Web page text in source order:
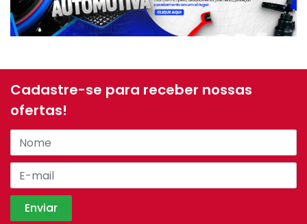
Cadastre-se para receber nossas
ofertas!